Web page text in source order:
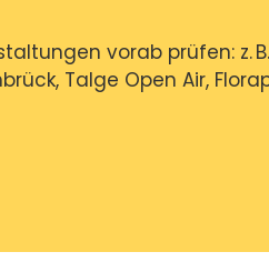
vorab prüfen: z.
Talge Open Air,